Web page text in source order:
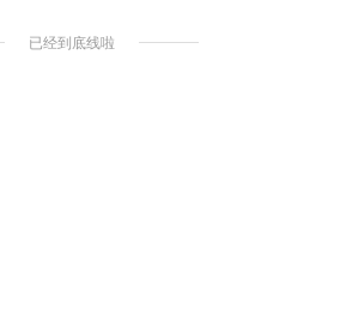
已经到底线啦